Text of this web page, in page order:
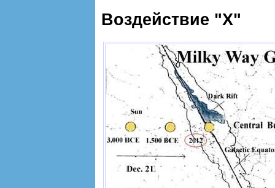
Bоздействиe "Х"